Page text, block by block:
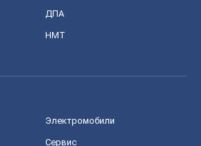
ДПА
НМТ
Электромобили
Сервис